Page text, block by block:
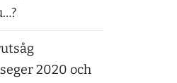
2020 och